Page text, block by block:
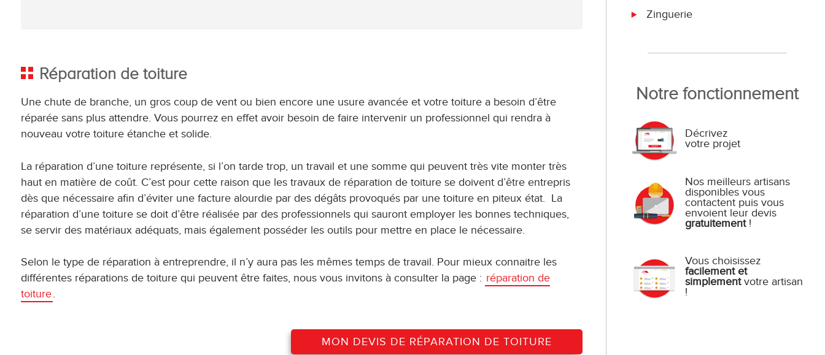
Réparation de toiture
Une chute de branche, un gros coup de vent ou bien encore une usure avancée et votre toiture a besoin d’être
réparée sans plus attendre. Vous pourrez en effet avoir besoin de faire intervenir un professionnel qui rendra à
nouveau votre toiture étanche et solide.
La réparation d’une toiture représente, si l’on tarde trop, un travail et une somme qui peuvent très vite monter très
haut en matière de coût. C’est pour cette raison que les travaux de réparation de toiture se doivent d’être entrepris
dès que nécessaire afin d’éviter une facture alourdie par des dégâts provoqués par une toiture en piteux état. La
réparation d’une toiture se doit d’être réalisée par des professionnels qui sauront employer les bonnes techniques,
se servir des matériaux adéquats, mais également posséder les outils pour mettre en place le nécessaire.
Selon le type de réparation à entreprendre, il n’y aura pas les mêmes temps de travail. Pour mieux connaitre les
différentes réparations de toiture qui peuvent être faites, nous vous invitons à consulter la page : réparation de
toiture.
MON DEVIS DE RÉPARATION DE TOITURE
Zinguerie
Notre fonctionnement
Décrivez
votre projet
Nos meilleurs artisans
disponibles vous
contactent puis vous
envoient leur devis
gratuitement!
Vous choisissez
facilement et
simplementvotre artisan
!